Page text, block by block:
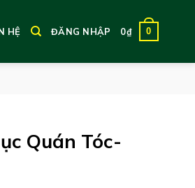
HỆ ĐĂNG NHẬP 0₫ 0
Quán Tóc-